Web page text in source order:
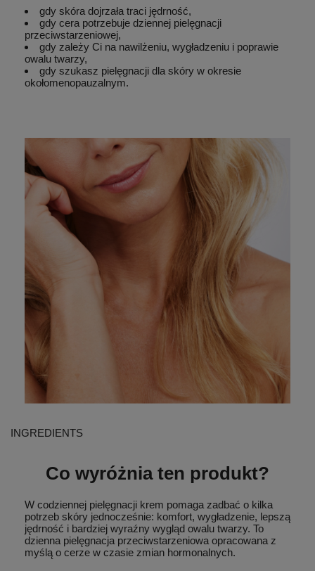
gdy skóra dojrzała traci jędrność,
gdy cera potrzebuje dziennej pielęgnacji
przeciwstarzeniowej,
gdy zależy Ci na nawilżeniu, wygładzeniu i poprawie
owalu twarzy,
gdy szukasz pielęgnacji dla skóry w okresie
okołomenopauzalnym.
INGREDIENTS
Co wyróżnia ten produkt?
W codziennej pielęgnacji krem pomaga zadbać o kilka
potrzeb skóry jednocześnie: komfort, wygładzenie, lepszą
jędrność i bardziej wyraźny wygląd owalu twarzy. To
dzienna pielęgnacja przeciwstarzeniowa opracowana z
myślą o cerze w czasie zmian hormonalnych.